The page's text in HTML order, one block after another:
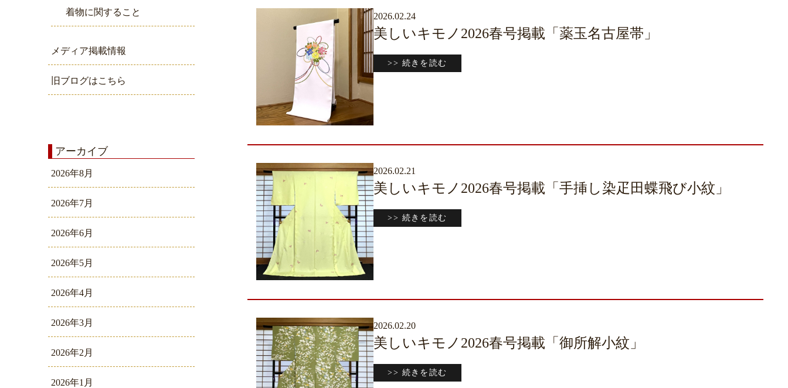
着物に関すること
メディア掲載情報
旧ブログはこちら
アーカイブ
2026年8月
2026年7月
2026年6月
2026年5月
2026年4月
2026年3月
2026年2月
2026年1月
2026.02.24
美しいキモノ2026春号掲載「薬玉名古屋帯」
>> 続きを読む
2026.02.21
美しいキモノ2026春号掲載「手挿し染疋田蝶飛び小紋」
>> 続きを読む
2026.02.20
美しいキモノ2026春号掲載「御所解小紋」
>> 続きを読む